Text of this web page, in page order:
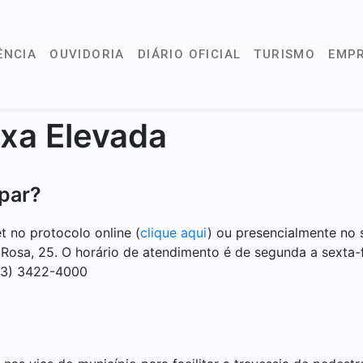
OUVIDORIA DIÁRIO OFICIAL TURISMO
Elevada
no protocolo online (clique aqui) ou presencialmente
25. O horário de atendimento é de segunda a
3422-4000